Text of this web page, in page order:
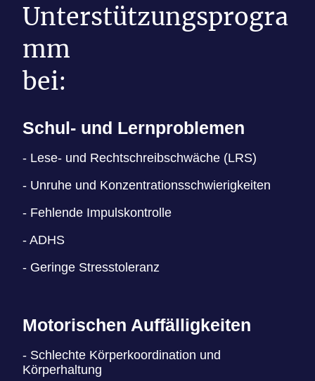
Unterstützungsprogra
mm
bei:
Schul- und Lernproblemen
- Lese- und Rechtschreibschwäche (LRS)
- Unruhe und Konzentrationsschwierigkeiten
- Fehlende Impulskontrolle
- ADHS
- Geringe Stresstoleranz
Motorischen Auffälligkeiten
- Schlechte Körperkoordination und
Körperhaltung